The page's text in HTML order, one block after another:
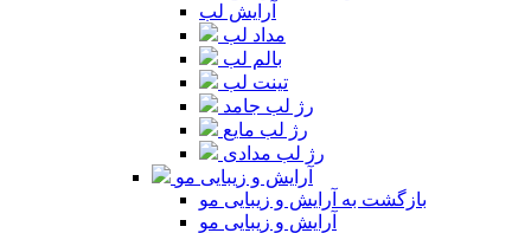
آرایش لب
مداد لب
بالم لب
تینت لب
رژ لب جامد
رژ لب مایع
رژ لب مدادی
آرایش و زیبایی مو
بازگشت به آرایش و زیبایی مو
آرایش و زیبایی مو